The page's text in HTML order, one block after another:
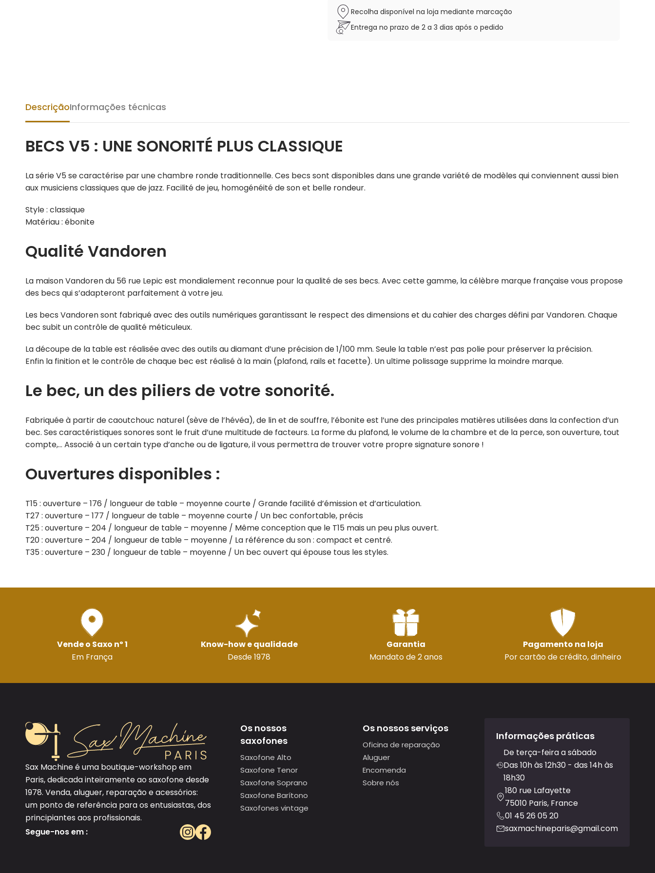
Recolha disponível na loja mediante marcação
Entrega no prazo de 2 a 3 dias após o pedido
DescriçãoInformações técnicas
BECS V5 : UNE SONORITÉ PLUS CLASSIQUE
La série V5 se caractérise par une chambre ronde traditionnelle. Ces becs sont disponibles dans une grande variété de modèles qui conviennent aussi bien
aux musiciens classiques que de jazz. Facilité de jeu, homogénéité de son et belle rondeur.
Style : classique
Matériau : ébonite
Qualité Vandoren
La maison Vandoren du 56 rue Lepic est mondialement reconnue pour la qualité de ses becs. Avec cette gamme, la célèbre marque française vous propose
des becs qui s’adapteront parfaitement à votre jeu.
Les becs Vandoren sont fabriqué avec des outils numériques garantissant le respect des dimensions et du cahier des charges défini par Vandoren. Chaque
bec subit un contrôle de qualité méticuleux.
La découpe de la table est réalisée avec des outils au diamant d’une précision de 1/100 mm. Seule la table n’est pas polie pour préserver la précision.
Enfin la finition et le contrôle de chaque bec est réalisé à la main (plafond, rails et facette). Un ultime polissage supprime la moindre marque.
Le bec, un des piliers de votre sonorité.
Fabriquée à partir de caoutchouc naturel (sève de l’hévéa), de lin et de souffre, l’ébonite est l’une des principales matières utilisées dans la confection d’un
bec. Ses caractéristiques sonores sont le fruit d’une multitude de facteurs. La forme du plafond, le volume de la chambre et de la perce, son ouverture, tout
compte,… Associé à un certain type d’anche ou de ligature, il vous permettra de trouver votre propre signature sonore !
Ouvertures disponibles :
T15 : ouverture – 176 / longueur de table – moyenne courte / Grande facilité d’émission et d’articulation.
T27 : ouverture – 177 / longueur de table – moyenne courte / Un bec confortable, précis
T25 : ouverture – 204 / longueur de table – moyenne / Même conception que le T15 mais un peu plus ouvert.
T20 : ouverture – 204 / longueur de table – moyenne / La référence du son : compact et centré.
T35 : ouverture – 230 / longueur de table – moyenne / Un bec ouvert qui épouse tous les styles.
Vende o Saxo nº 1
Em França
Know-how e qualidade
Desde 1978
Garantia
Mandato de 2 anos
Pagamento na loja
Por cartão de crédito, dinheiro
Sax Machine é uma boutique-workshop em
Paris, dedicada inteiramente ao saxofone desde
1978. Venda, aluguer, reparação e acessórios:
um ponto de referência para os entusiastas, dos
principiantes aos profissionais.
Segue-nos em :
Os nossos
saxofones
Saxofone Alto
Saxofone Tenor
Saxofone Soprano
Saxofone Barítono
Saxofones vintage
Os nossos serviços
Oficina de reparação
Aluguer
Encomenda
Sobre nós
Informações práticas
De terça-feira a sábado
Das 10h às 12h30 - das 14h às
18h30
180 rue Lafayette
75010 Paris, France
01 45 26 05 20
saxmachineparis@gmail.com